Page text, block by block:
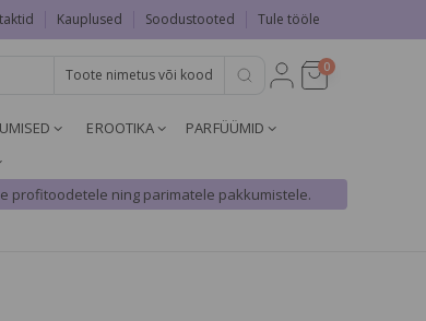
Kauplused Soodustooted Tule tööle
0
EROOTIKA
PARFÜÜMID
profitoodetele ning parimatele pakkumistele.